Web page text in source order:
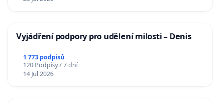
Vyjádření podpory pro udělení milosti – Denis
1 773 podpisů
120 Podpisy / 7 dní
14 Jul 2026